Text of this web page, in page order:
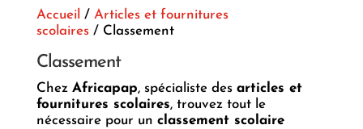
Accueil / Articles et fournitures
scolaires/ Classement
Classement
Chez Africapap, spécialiste des articles et
fournitures scolaires, trouvez tout le
nécessaire pour un classement scolaire